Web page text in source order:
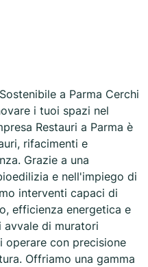
a Parma Cerchi
i tuoi spazi nel
Restauri a Parma è
rifacimenti e
Grazie a una
e nell'impiego di
interventi capaci di
efficienza energetica e
avvale di muratori
operare con precisione
Offriamo una gamma